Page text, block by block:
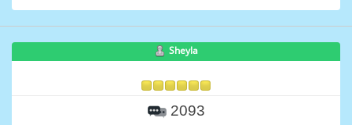
Sheyla
2093